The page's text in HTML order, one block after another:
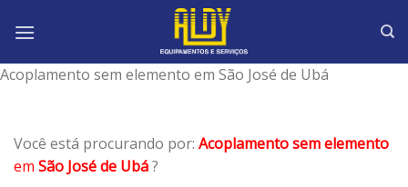
Acoplamento sem elemento em São José de Ubá
Você está procurando por: Acoplamento sem elemento
em São José de Ubá?